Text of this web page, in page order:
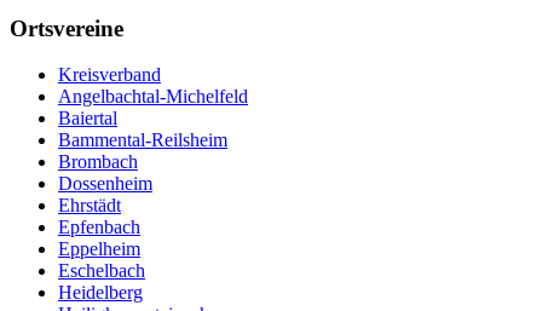
Ortsvereine
Kreisverband
Angelbachtal-Michelfeld
Baiertal
Bammental-Reilsheim
Brombach
Dossenheim
Ehrstädt
Epfenbach
Eppelheim
Eschelbach
Heidelberg